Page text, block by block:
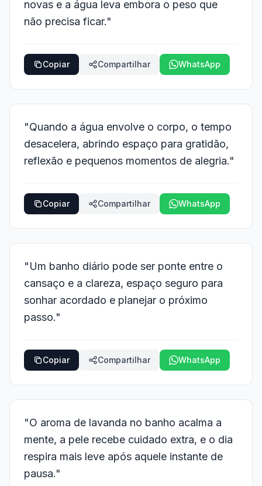
novas e a água leva embora o peso que
não precisa ficar."
Copiar Compartilhar WhatsApp
"Quando a água envolve o corpo, o tempo
desacelera, abrindo espaço para gratidão,
reflexão e pequenos momentos de alegria."
Copiar Compartilhar WhatsApp
"Um banho diário pode ser ponte entre o
cansaço e a clareza, espaço seguro para
sonhar acordado e planejar o próximo
passo."
Copiar Compartilhar WhatsApp
"O aroma de lavanda no banho acalma a
mente, a pele recebe cuidado extra, e o dia
respira mais leve após aquele instante de
pausa."